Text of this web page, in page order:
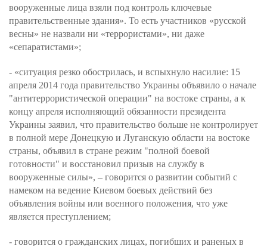
вооруженные лица взяли под контроль ключевые
правительственные здания». То есть участников «русской
весны» не назвали ни «террористами», ни даже
«сепаратистами»;
- «ситуация резко обострилась, и вспыхнуло насилие: 15
апреля 2014 года правительство Украины объявило о начале
"антитеррористической операции" на востоке страны, а к
концу апреля исполняющий обязанности президента
Украины заявил, что правительство больше не контролирует
в полной мере Донецкую и Луганскую области на востоке
страны, объявил в стране режим "полной боевой
готовности" и восстановил призыв на службу в
вооруженные силы», – говорится о развитии событий с
намеком на ведение Киевом боевых действий без
объявления войны или военного положения, что уже
является преступлением;
- говорится о гражданских лицах, погибших и раненых в